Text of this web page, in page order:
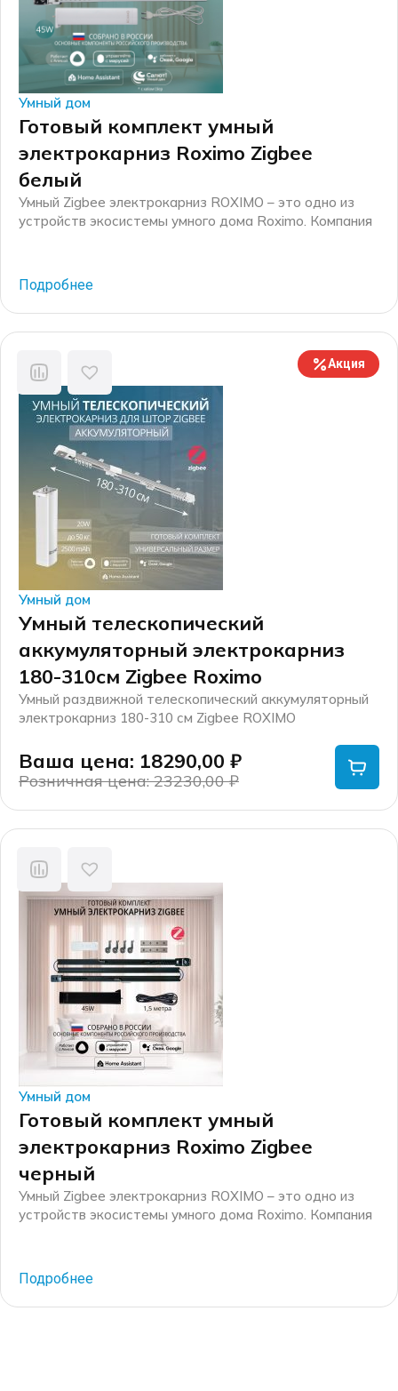
Умный дом
Готовый комплект умный
электрокарниз Roximo Zigbee
белый
Умный Zigbee электрокарниз ROXIMO – это одно из
устройств экосистемы умного дома Roximo. Компания
лет. Основные механические комплектующие для
электрокарнизов производятся на российских
производственных мощностях, а финальная сборка
каждого электрокарниза осуществляется на
Подробнее
Акция
Умный дом
Умный телескопический
аккумуляторный электрокарниз
180-310см Zigbee Roximo
Умный раздвижной телескопический аккумуляторный
электрокарниз 180-310 см Zigbee ROXIMO
умного дома Roximo. Если Вам нужен умный
электрокарниз, но нет возможности провести
электропроводку к карнизу – этот карниз для Вас! Он
может работать без проводов и без розетки.
Розничная цена: 23230,00₽
23230,00 ₽.
Ваша цена: 18290,00 ₽
Умный дом
Готовый комплект умный
электрокарниз Roximo Zigbee
черный
Умный Zigbee электрокарниз ROXIMO – это одно из
устройств экосистемы умного дома Roximo. Компания
лет. Основные механические комплектующие для
электрокарнизов производятся на российских
производственных мощностях, а финальная сборка
Подробнее